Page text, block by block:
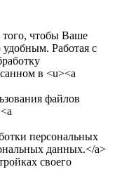
того, чтобы Ваше
Работая с
в <u><a
файлов
персональных
данных.</a>
своего